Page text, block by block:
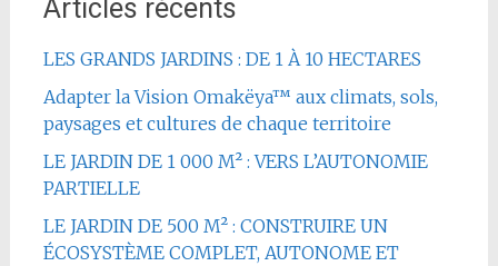
Articles récents
LES GRANDS JARDINS : DE 1 À 10 HECTARES
Adapter la Vision Omakëya™ aux climats, sols,
paysages et cultures de chaque territoire
LE JARDIN DE 1 000 M² : VERS L’AUTONOMIE
PARTIELLE
LE JARDIN DE 500 M² : CONSTRUIRE UN
ÉCOSYSTÈME COMPLET, AUTONOME ET